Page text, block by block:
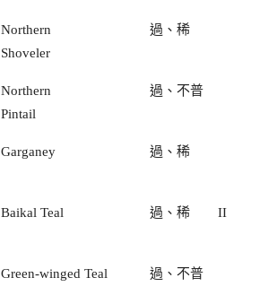
Northern
Shoveler
過、稀
Northern
Pintail
過、不普
Garganey 過、稀
Baikal Teal 過、稀 II
Green-winged Teal 過、不普